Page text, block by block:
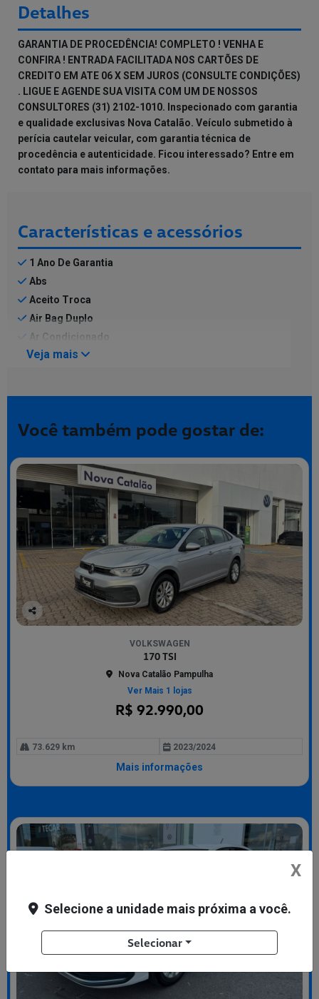
Detalhes
GARANTIA DE PROCEDÊNCIA! COMPLETO ! VENHA E
CONFIRA ! ENTRADA FACILITADA NOS CARTÕES DE
CREDITO EM ATE 06 X SEM JUROS (CONSULTE CONDIÇÕES)
. LIGUE E AGENDE SUA VISITA COM UM DE NOSSOS
CONSULTORES (31) 2102-1010. Inspecionado com garantia
e qualidade exclusivas Nova Catalão. Veículo submetido à
perícia cautelar veicular, com garantia técnica de
procedência e autenticidade. Ficou interessado? Entre em
contato para mais informações.
Características e acessórios
1 Ano De Garantia
Abs
Aceito Troca
Air Bag Duplo
Ar Condicionado
Veja mais
Você também pode gostar de:
Co
VOLKSWAGEN
170 TSI
Nova Catalão Pampulha
Ver Mais 1 lojas
R$ 92.990,00
73.629 km 2023/2024
Mais informações
X
Selecione a unidade mais próxima a você.
Selecionar